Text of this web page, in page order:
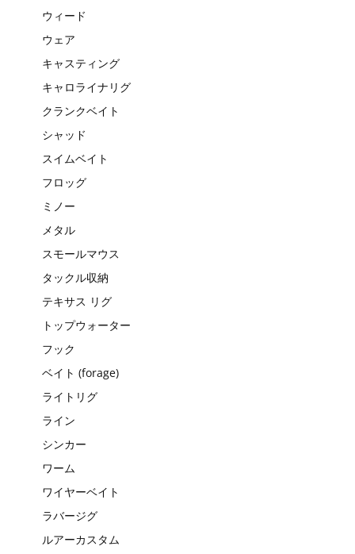
ウィード
ウェア
キャスティング
キャロライナリグ
クランクベイト
シャッド
スイムベイト
フロッグ
ミノー
メタル
スモールマウス
タックル収納
テキサス リグ
トップウォーター
フック
ベイト (forage)
ライトリグ
ライン
シンカー
ワーム
ワイヤーベイト
ラバージグ
ルアーカスタム